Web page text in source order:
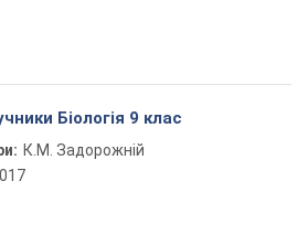
Біологія 9 клас
К.М. Задорожній